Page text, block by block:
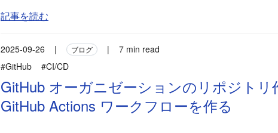
記事を読む
2025-09-26 | ブログ |
7 min read
#GitHub
#CI/CD
GitHub オーガニゼーションのリポジトリ
GitHub Actions ワークフローを作る